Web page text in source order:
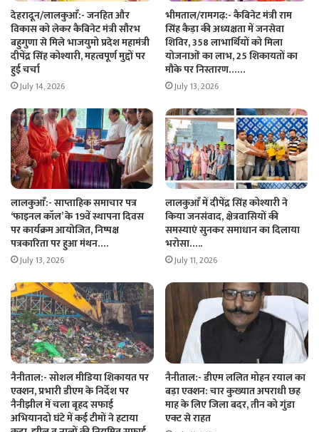
देहरादून/लालकुआँ:- जनहित और
विकास को लेकर कैबिनेट मंत्री सौरभ
बहुगुणा से मिले भाजयुमो प्रदेश महामंत्री
दीपेंद्र सिंह कोश्यारी, महत्वपूर्ण मुद्दों पर
हुई चर्चा
July 14, 2026
भीमताल/रामगढ़:- कैबिनेट मंत्री राम
सिंह कैड़ा की अध्यक्षता में जनसेवा
शिविर, 358 लाभार्थियों को मिला
योजनाओं का लाभ, 25 शिकायतों का
मौके पर निस्तारण……
July 13, 2026
लालकुआँ:- साप्ताहिक समाचार पत्र
‘फाइनल कॉल’ के 19वें स्थापना दिवस
पर कार्यक्रम आयोजित, निष्पक्ष
पत्रकारिता पर हुआ मंथन….
July 13, 2026
लालकुआँ में दीपेंद्र सिंह कोश्यारी ने
किया जनसंवाद, क्षेत्रवासियों की
समस्याएं सुनकर समाधान का दिलाया
भरोसा…..
July 11, 2026
नैनीताल:- सोशल मीडिया शिकायत पर
एक्शन, प्रभारी डीएम के निर्देश पर
नैनीझील में चला बृहद सफाई
अभियानदो घंटे में कई टीमों ने हटाया
नैनीताल:- डीएम ललित मोहन रयाल का
बड़ा एक्शन: चार कुख्यात अपराधी छह
माह के लिए जिला बदर, तीन को गुंडा
एक्ट से राहत